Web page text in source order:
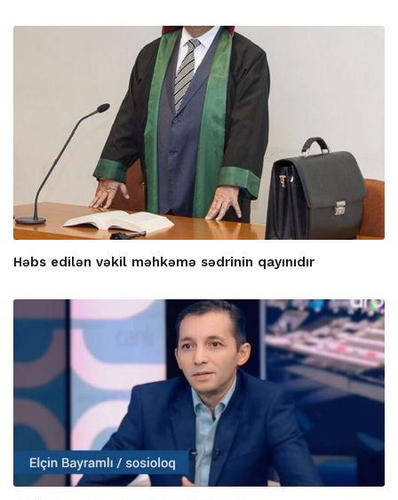
Həbs edilən vəkil məhkəmə sədrinin qayınıdır